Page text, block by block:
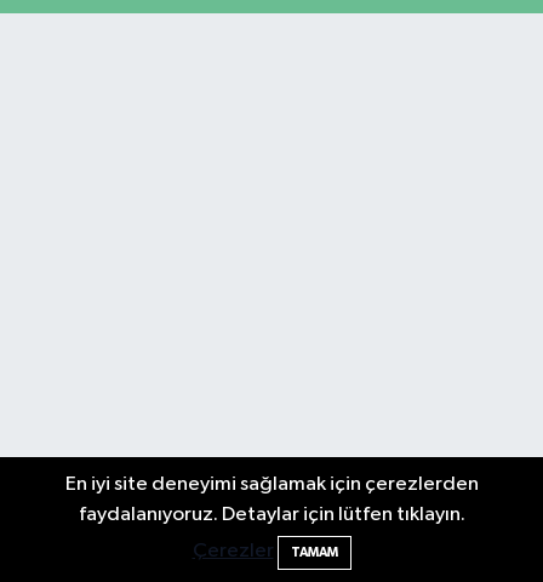
En iyi site deneyimi sağlamak için çerezlerden
faydalanıyoruz. Detaylar için lütfen tıklayın.
Çerezler
TAMAM